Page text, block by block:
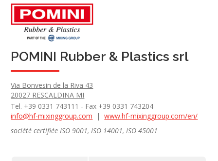
POMINI Rubber & Plastics srl
Via Bonvesin de la Riva 43
20027 RESCALDINA MI
Tel. +39 0331 743111 - Fax +39 0331 743204
info@hf-mixinggroup.com |www.hf-mixinggroup.com/en/
société certifiée ISO 9001, ISO 14001, ISO 45001